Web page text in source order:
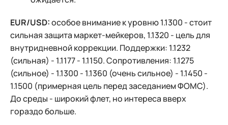
EUR/USD:особое внимание к уровню 1.1300 - стоит
сильная защита маркет-мейкеров, 1.1320 - цель для
внутридневной коррекции. Поддержки: 1.1232
(сильная) - 1.1177 - 1.1150. Сопротивления: 1.1275
(сильное) - 1.1300 - 1.1360 (очень сильное) - 1.1450 -
1.1500 (примерная цель перед заседанием ФОМС).
До среды - широкий флет, но интереса вверх
гораздо больше.